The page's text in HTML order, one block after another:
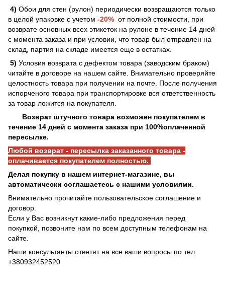
4) Обои для стен (рулон) периодически возвращаются только
в целой упаковке с учетом -20% от полной стоимости, при
возврате основных всех этикеток на рулоне в течение 14 дней
с момента заказа и при условии, что товар был отправлен на
склад, партия на складе имеется еще в остатках.
5) Условия возврата с дефектом товара (заводским браком)
читайте в договоре на нашем сайте. Внимательно проверяйте
целостность товара при получении на почте. После получения
испорченого товара при транспортировке вся ответственность
за товар ложится на покупателя.
Возврат штучного товара возможен покупателем в
течение 14 дней с момента заказа при 100%оплаченной
пересылке.
Любой возврат - пересылка заказанного товара -
оплачивается покупателем полностью.
Делая покупку в нашем интернет-магазине, вы
автоматически соглашаетесь с нашими условиями.
Внимательно прочитайте пользовательское соглашение и
договор.
Если у Вас возникнут какие-либо предложения перед
покупкой, позвоните нам по всем доступным телефонам на
сайте.
Наши консультанты ответят на все ваши вопросы по тел.
+380932452520